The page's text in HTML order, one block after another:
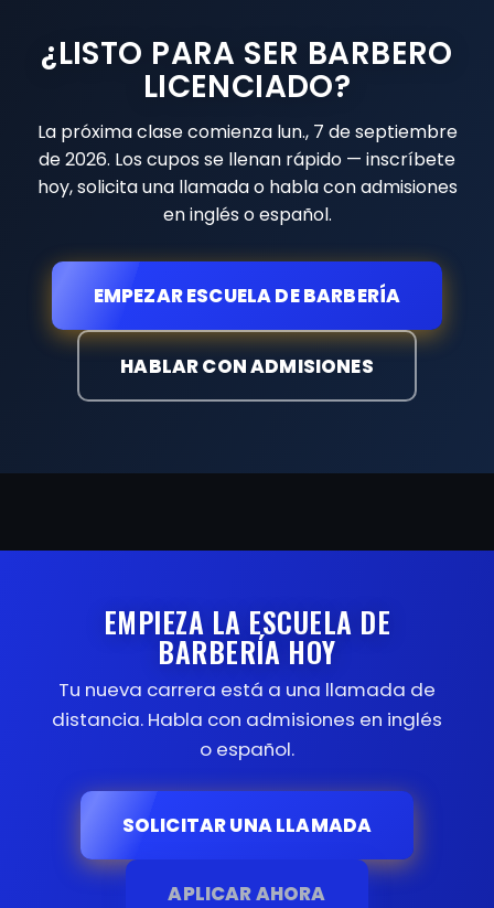
¿LISTO PARA SER BARBERO
LICENCIADO?
La próxima clase comienza lun., 7 de septiembre
de 2026. Los cupos se llenan rápido — inscríbete
hoy, solicita una llamada o habla con admisiones
en inglés o español.
EMPEZAR ESCUELA DE BARBERÍA
HABLAR CON ADMISIONES
EMPIEZA LA ESCUELA DE
BARBERÍA HOY
Tu nueva carrera está a una llamada de
distancia. Habla con admisiones en inglés
o español.
SOLICITAR UNA LLAMADA
APLICAR AHORA